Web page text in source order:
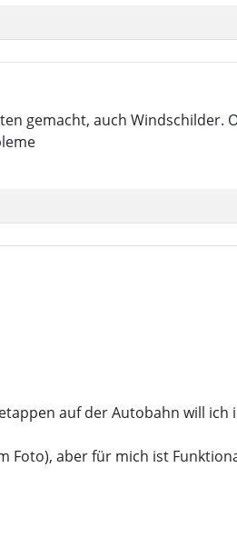
gemacht, auch Windschilder.
auf der Autobahn will ich
Foto), aber für mich ist